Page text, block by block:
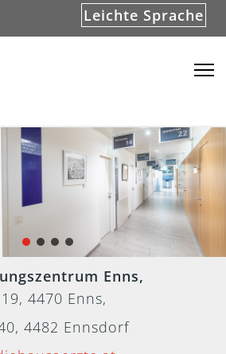
Leichte Sprache
Enns,
4470 Enns,
4482 Ennsdorf